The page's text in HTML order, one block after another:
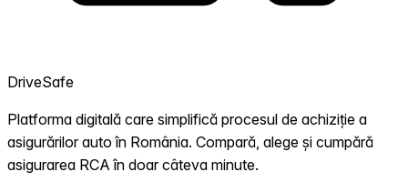
DriveSafe
Platforma digitală care simplifică procesul de achiziție a
asigurărilor auto în România. Compară, alege și cumpără
asigurarea RCA în doar câteva minute.